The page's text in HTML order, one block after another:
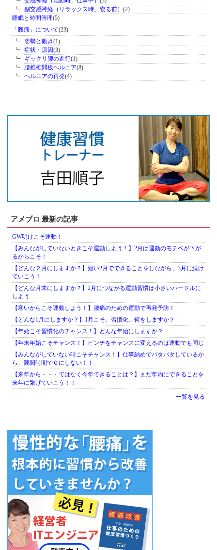
副交感神経（リラックス時、寝る前） (2)
睡眠と時間管理(5)
「腰痛」について(23)
姿勢と動き(1)
症状・原因(3)
ギックリ腰の進行(1)
腰椎椎間板ヘルニア(8)
ヘルニアの再発(4)
アメブロ 最新の記事
GW明けこそ運動！
【みんながしていないときこそ運動しよう！】2月は運動のモチベが下が
るからこそ！
【どんな２月にしますか？】短い2月でできることをしながら、3月に続け
ていこう！
【どんな月末にしますか？】2月につながる運動習慣は小さいハードルに
しよう
【寒いからこそ運動しよう！】腰痛のための運動で再発予防！
【どんな1月にしますか？】1月こそ、習慣化、何をしますか？
【年始こそ習慣化のチャンス！】どんな年始にしますか？
【年末年始こそチャンス！】ピンチをチャンスに変えるのは運動でも同じ
【みんながしていない時こそチャンス！】仕事納めでバタバタしているか
ら、隙間時間で０にしない！！
【来年から・・・ではなく今年できることは？】まだ年内にできることを
来年に繋げていこう！！
一覧を見る